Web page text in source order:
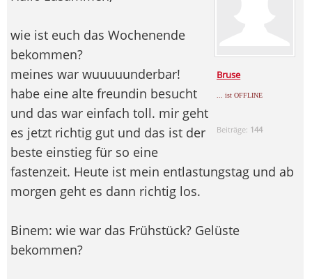
Bruse
... ist OFFLINE
Beiträge: 144
wie ist euch das Wochenende
bekommen?
meines war wuuuuunderbar!
habe eine alte freundin besucht
und das war einfach toll. mir geht
es jetzt richtig gut und das ist der
beste einstieg für so eine
fastenzeit. Heute ist mein entlastungstag und ab
morgen geht es dann richtig los.
Binem: wie war das Frühstück? Gelüste
bekommen?